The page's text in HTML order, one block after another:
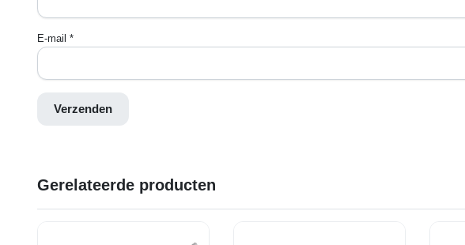
E-mail *
Gerelateerde producten